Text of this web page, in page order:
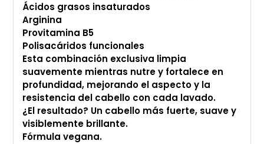
Ácidos grasos insaturados
Arginina
Provitamina B5
Polisacáridos funcionales
Esta combinación exclusiva limpia
suavemente mientras nutre y fortalece en
profundidad, mejorando el aspecto y la
resistencia del cabello con cada lavado.
¿El resultado? Un cabello más fuerte, suave y
visiblemente brillante.
Fórmula vegana.